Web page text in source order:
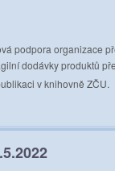
podpora organizace
dodávky produktů
v knihovně ZČU.